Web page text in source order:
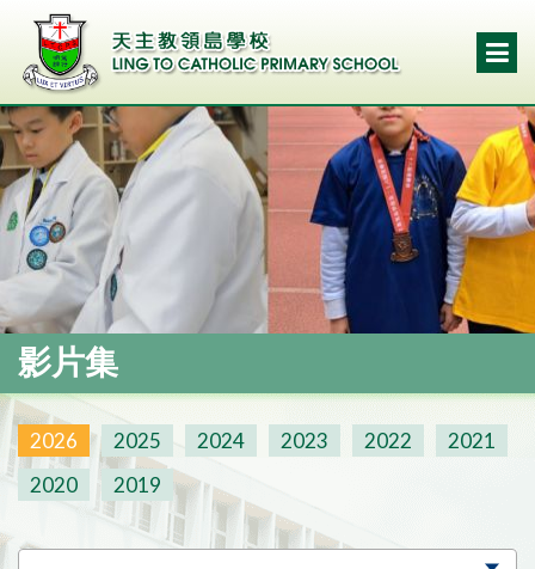
影片集
2026 2025 2024 2023 2022
2021
2020
2019